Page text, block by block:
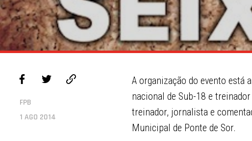
FPB
1 AGO 2014
A organização do evento está
nacional de Sub-18 e
treinador, jornalista e
Municipal de Ponte de Sor.